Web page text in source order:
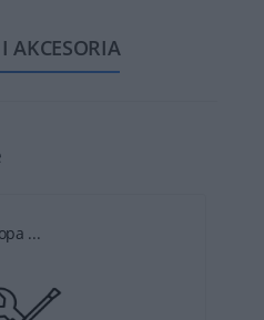
AKCESORIA
...